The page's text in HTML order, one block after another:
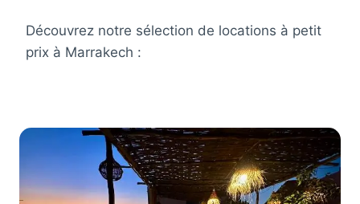
Découvrez notre sélection de locations à petit
prix à Marrakech :